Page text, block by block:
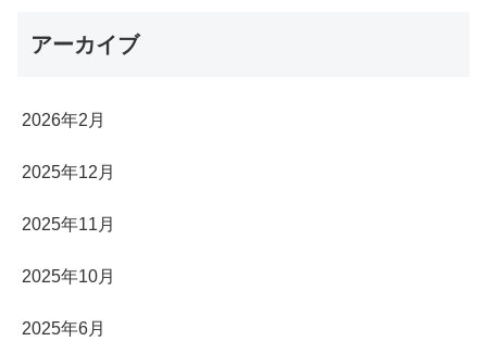
アーカイブ
2026年2月
2025年12月
2025年11月
2025年10月
2025年6月